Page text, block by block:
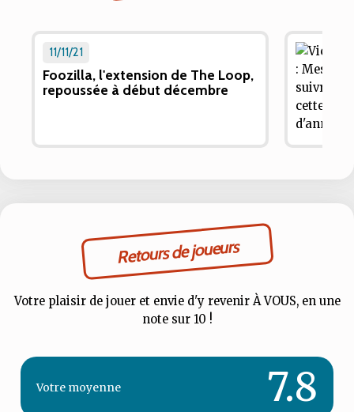
11/11/21
Foozilla, l'extension de The Loop,
repoussée à début décembre
Retours de joueurs
Votre plaisir de jouer et envie d'y revenir À VOUS, en une
note sur 10 !
Votre moyenne 7.8